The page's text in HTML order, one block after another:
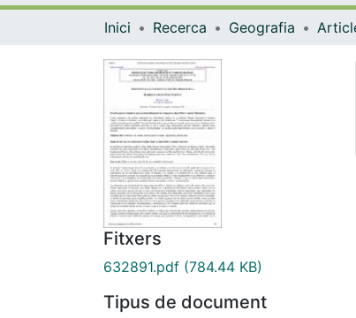
Inici Recerca Geografia
Fitxers
632891.pdf (784.44 KB)
Tipus de document